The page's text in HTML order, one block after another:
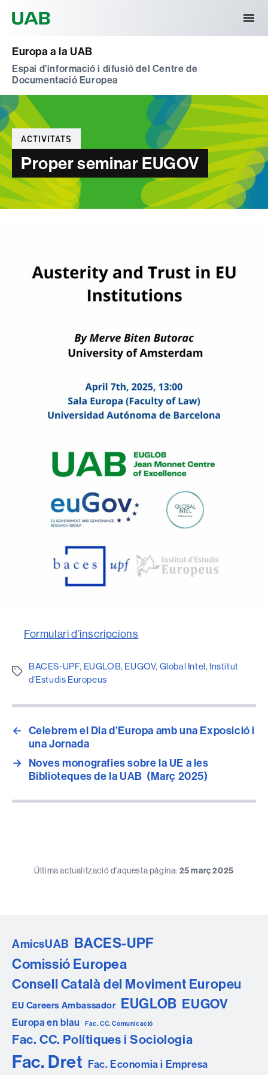
Europa a la UAB
Espai d'informació i difusió del Centre de
Documentació Europea
Categories
ACTIVITATS
Proper seminar EUGOV
Formulari d’inscripcions
Etiquetes
BACES-UPF, EUGLOB, EUGOV, Global Intel, Institut
d'Estudis Europeus
← Celebrem el Dia d’Europa amb una Exposició i
una Jornada
→ Noves monografies sobre la UE a les
Biblioteques de la UAB (Març 2025)
Última actualització d'aquesta pàgina: 25 març 2025
AmicsUAB BACES-UPF
Comissió Europea
Consell Català del Moviment Europeu
EU Careers Ambassador EUGLOB EUGOV
Europa en blau Fac. CC. Comunicació
Fac. CC. Polítiques i Sociologia
Fac. Dret Fac. Economia i Empresa